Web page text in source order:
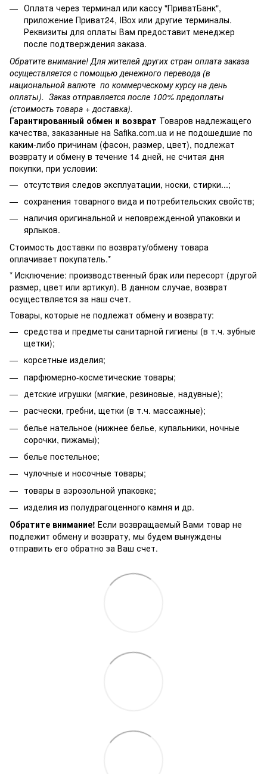
Оплата через терминал или кассу "ПриватБанк",
приложение Приват24, IBox или другие терминалы.
Реквизиты для оплаты Вам предоставит менеджер
после подтверждения заказа.
Обратите внимание! Для жителей других стран оплата заказа
осуществляется с помощью денежного перевода (в
национальной валюте по коммерческому курсу на день
оплаты). Заказ отправляется после 100% предоплаты
(стоимость товара + доставка).
Гарантированный обмен и возврат Товаров надлежащего
качества, заказанные на Safika.com.ua и не подошедшие по
каким-либо причинам (фасон, размер, цвет), подлежат
возврату и обмену в течение 14 дней, не считая дня
покупки, при условии:
отсутствия следов эксплуатации, носки, стирки...;
сохранения товарного вида и потребительских свойств;
наличия оригинальной и неповрежденной упаковки и
ярлыков.
Стоимость доставки по возврату/обмену товара
оплачивает покупатель.*
* Исключение: производственный брак или пересорт (другой
размер, цвет или артикул). В данном случае, возврат
осуществляется за наш счет.
Товары, которые не подлежат обмену и возврату:
средства и предметы санитарной гигиены (в т.ч. зубные
щетки);
корсетные изделия;
парфюмерно-косметические товары;
детские игрушки (мягкие, резиновые, надувные);
расчески, гребни, щетки (в т.ч. массажные);
белье нательное (нижнее белье, купальники, ночные
сорочки, пижамы);
белье постельное;
чулочные и носочные товары;
товары в аэрозольной упаковке;
изделия из полудрагоценного камня и др.
Обратите внимание! Если возвращаемый Вами товар не
подлежит обмену и возврату, мы будем вынуждены
отправить его обратно за Ваш счет.